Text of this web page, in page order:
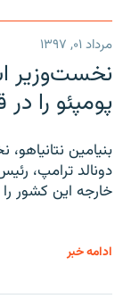
مرداد ۰۱, ۱۳۹۷
نخست‌وزیر
پومپئو را
بنیامین
دونالد ترامپ،
خارجه این کشور
ادامه خبر